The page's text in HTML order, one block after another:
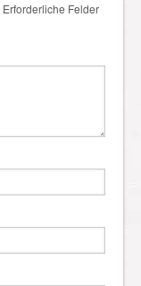
Erforderliche Felder